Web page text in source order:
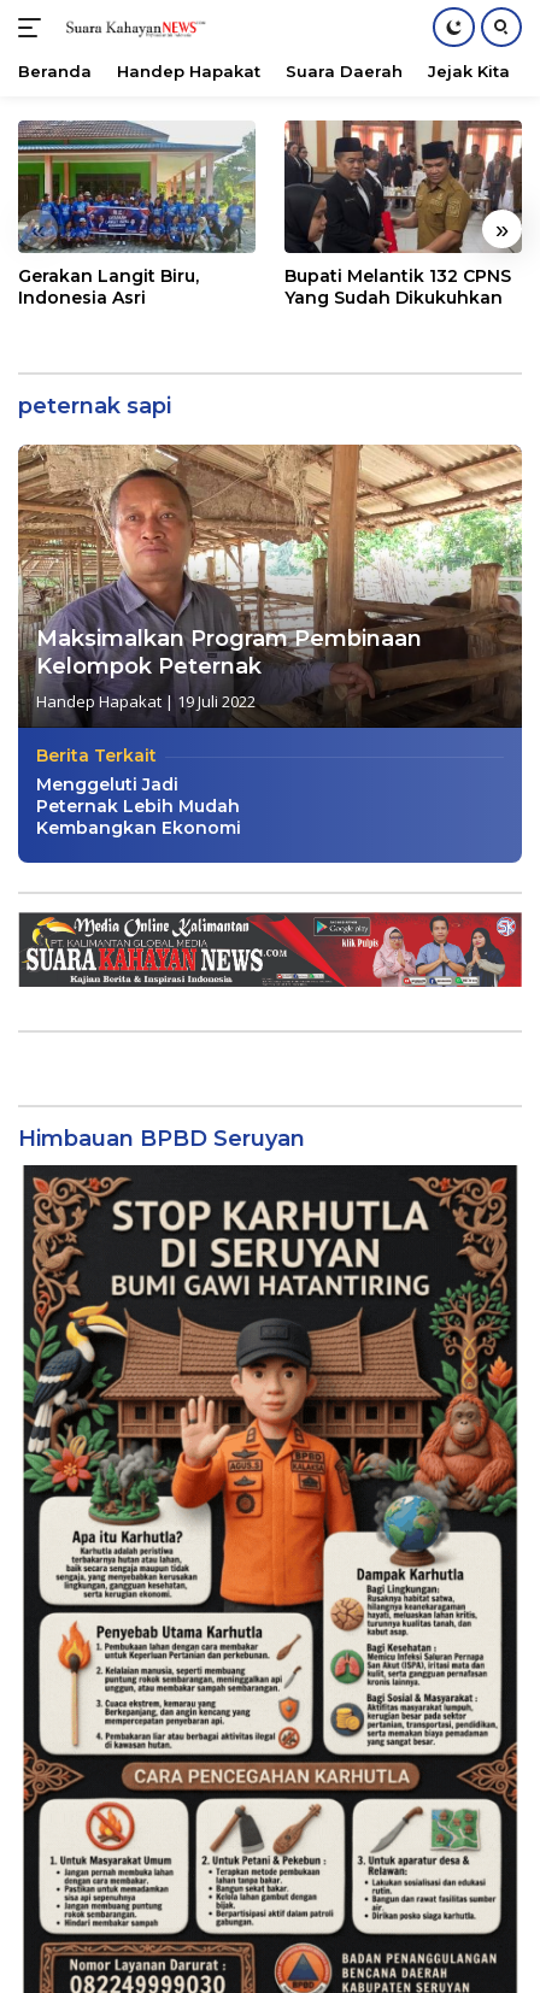
konten
Beranda Handep Hapakat Suara Daerah Jejak Kita
« »
Gerakan Langit Biru,
Indonesia Asri
Bupati Melantik 132 CPNS
Yang Sudah Dikukuhkan
peternak sapi
Maksimalkan Program Pembinaan
Kelompok Peternak
Handep Hapakat | 19 Juli 2022
Berita Terkait
Menggeluti Jadi
Peternak Lebih Mudah
Kembangkan Ekonomi
Himbauan BPBD Seruyan